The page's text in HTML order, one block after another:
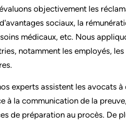
objectivement les
sociaux, la
médicaux, etc. Nous
notamment les employés,
experts assistent les avocats
à la communication de la
de préparation au procès. De